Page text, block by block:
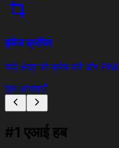
इमेज क्रॉपर
चाहे क्षेत्र को फ्रेम करें और
टूल आज़माएँ
#1 एआई हब